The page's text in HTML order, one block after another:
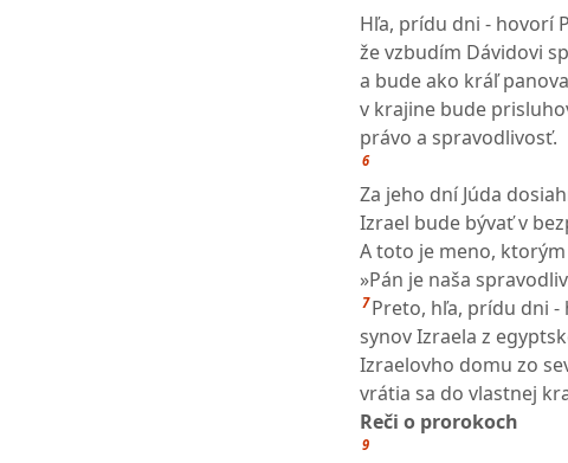
Hľa, prídu dni - hovorí
že vzbudím Dávidovi
a bude ako kráľ
v krajine bude
právo a spravodlivosť.
6
Za jeho dní Júda
Izrael bude bývať v
A toto je meno,
»Pán je naša
7 Preto, hľa, prídu dni -
synov Izraela z
Izraelovho domu zo
vrátia sa do vlastnej
Reči o prorokoch
9